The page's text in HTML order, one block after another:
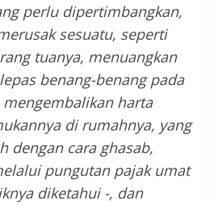
perlu dipertimbangkan,
sesuatu, seperti
tuanya, menuangkan
benang-benang pada
harta
di rumahnya, yang
dengan cara ghasab,
pungutan pajak umat
diketahui -, dan